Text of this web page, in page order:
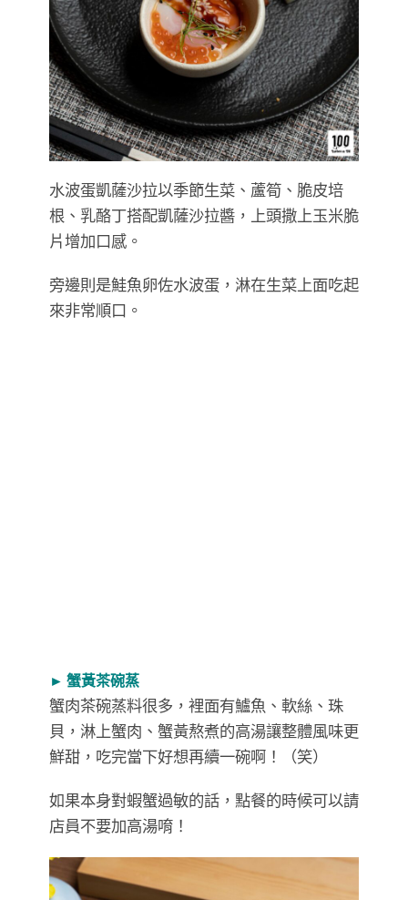
水波蛋凱薩沙拉以季節生菜、蘆筍、脆皮培
根、乳酪丁搭配凱薩沙拉醬，上頭撒上玉米脆
片增加口感。
旁邊則是鮭魚卵佐水波蛋，淋在生菜上面吃起
來非常順口。
► 蟹黃茶碗蒸
蟹肉茶碗蒸料很多，裡面有鱸魚、軟絲、珠
貝，淋上蟹肉、蟹黃熬煮的高湯讓整體風味更
鮮甜，吃完當下好想再續一碗啊！（笑）
如果本身對蝦蟹過敏的話，點餐的時候可以請
店員不要加高湯唷！